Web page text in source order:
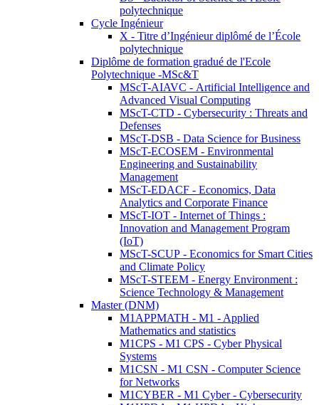
polytechnique
Cycle Ingénieur
X - Titre d’Ingénieur diplômé de l’École
polytechnique
Diplôme de formation gradué de l'Ecole
Polytechnique -MSc&T
MScT-AIAVC - Artificial Intelligence and
Advanced Visual Computing
MScT-CTD - Cybersecurity : Threats and
Defenses
MScT-DSB - Data Science for Business
MScT-ECOSEM - Environmental
Engineering and Sustainability
Management
MScT-EDACF - Economics, Data
Analytics and Corporate Finance
MScT-IOT - Internet of Things :
Innovation and Management Program
(IoT)
MScT-SCUP - Economics for Smart Cities
and Climate Policy
MScT-STEEM - Energy Environment :
Science Technology & Management
Master (DNM)
M1APPMATH - M1 - Applied
Mathematics and statistics
M1CPS - M1 CPS - Cyber Physical
Systems
M1CSN - M1 CSN - Computer Science
for Networks
M1CYBER - M1 Cyber - Cybersecurity